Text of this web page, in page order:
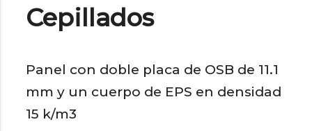
Cepillados
Panel con doble placa de OSB de 11.1
mm y un cuerpo de EPS en densidad
15 k/m3